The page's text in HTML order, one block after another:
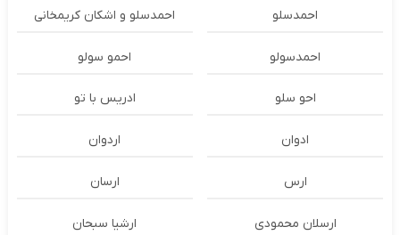
احمدسلو احمدسلو و اشکان کریمخانی
احمدسولو احمو سولو
احو سلو ادریس با تو
ادوان اردوان
ارس ارسان
ارسلان محمودی ارشیا سبحان